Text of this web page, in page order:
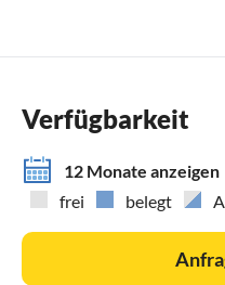
Verfügbarkeit
12 Monate anzeigen
frei
belegt